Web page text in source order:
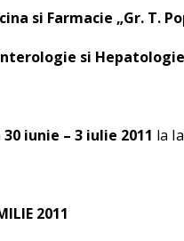
si Farmacie „Gr. T.
si Hepatologie
30 iunie – 3 iulie 2011 la
2011